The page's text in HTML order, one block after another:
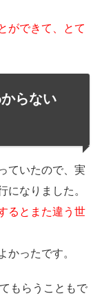
ができて、とて
らない
ていたので、実
になりました。
るとまた違う世
かったです。
もらうこともで